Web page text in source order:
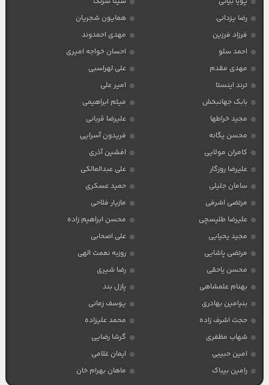
رضا یزدانی
همایون شجریان
فرزاد فرزین
مهدی احمدوند
احمد سلو
احسان خواجه امیری
مهدی مقدم
علی لهراسبی
ترند اینستا
امیر علی
بابک جهانبخش
میثم ابراهیمی
مجید خراطها
علیرضا قربانی
محسن یگانه
فریدون آسرایی
کامران مولایی
افشین آذری
علیرضا روزگار
علی عبدالمالکی
سامان جلیلی
حمید عسکری
مرتضی اشرفی
مازیار فلاحی
علیرضا طلیسچی
محسن ابراهیم زاده
مجید یحیایی
علی اصحابی
مرتضی پاشایی
روزبه نعمت الهی
محسن یاحقی
رضا شیری
بهنام علمشاهی
پازل بند
بنیامین بهادری
یوسف زمانی
حجت اشرف زاده
محمد علیزاده
شهاب مظفری
گرشا رضایی
امین حبیبی
ایمان غلامی
رامین بیباک
ماهان بهرام خان